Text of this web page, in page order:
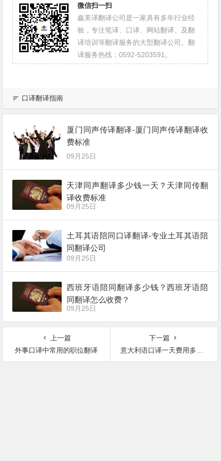
微信扫一扫
鑫美译翻译公司是一家具有多年行业经
验，专注笔译、口译、网站翻译、及翻
译培训等翻译服务的大型翻译公司。翻
译服务热线：0592-5203591。
口译翻译指南
厦门同声传译翻译-厦门同声传译翻译收
费标准
09月25日
天津同声翻译多少钱一天？天津同传翻
译收费标准
09月25日
土耳其语陪同口译翻译-专业土耳其语陪
同翻译公司
09月25日
西班牙语陪同翻译多少钱？西班牙语陪
同翻译怎么收费？
09月25日
上一篇
外事口译中常用的职位翻译
下一篇
意大利语口译一天费用多少钱，报价收费价格